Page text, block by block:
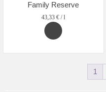
Family Reserve
43,33€ /l
1